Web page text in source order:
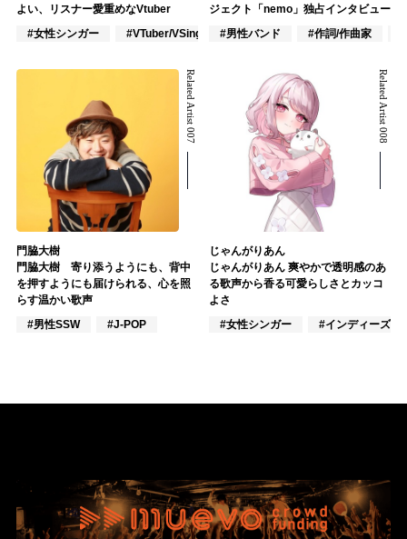
よい、リスナー愛重めなVtuber
#女性シンガー
#VTuber/VSinger #VOCALOID
ジェクト「nemo」独占インタビュー
#男性バンド
#作詞/作曲家
Related Artist 007
門脇大樹
門脇大樹 寄り添うようにも、背中
を押すようにも届けられる、心を照
らす温かい歌声
#男性SSW
#J-POP
Related Artist 008
じゃんがりあん
じゃんがりあん 爽やかで透明感のあ
る歌声から香る可愛らしさとカッコ
よさ
#女性シンガー
#インディーズ